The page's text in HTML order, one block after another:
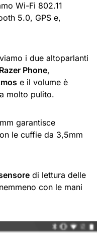
Wi-Fi 802.11
5.0, GPS e,
i due altoparlanti
Razer Phone,
e il volume è
molto pulito.
garantisce
le cuffie da 3,5mm
di lettura delle
con le mani